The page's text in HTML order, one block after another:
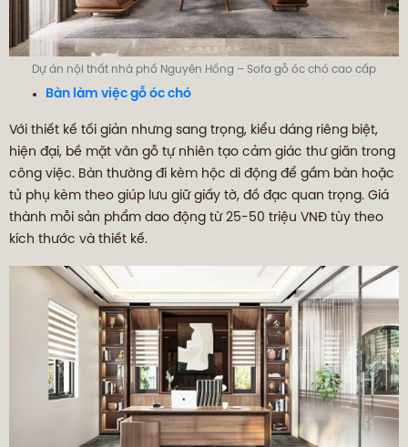
Dự án nội thất nhà phố Nguyên Hồng – Sofa gỗ óc chó cao cấp
Bàn làm việc gỗ óc chó
Với thiết kế tối giản nhưng sang trọng, kiểu dáng riêng biệt,
hiện đại, bề mặt vân gỗ tự nhiên tạo cảm giác thư giãn trong
công việc. Bàn thường đi kèm hộc di động để gầm bàn hoặc
tủ phụ kèm theo giúp lưu giữ giấy tờ, đồ đạc quan trọng. Giá
thành mỗi sản phẩm dao động từ 25-50 triệu VNĐ tùy theo
kích thước và thiết kế.